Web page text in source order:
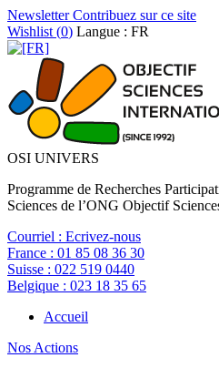
NewsletterContribuez sur ce site
Wishlist (0) Langue : FR
OSI UNIVERS
Programme de Recherches
Sciences de l’ONG Objectif
Courriel : Ecrivez-nous
France : 01 85 08 36 30
Suisse : 022 519 0440
Belgique : 023 18 35 65
Accueil
Nos Actions